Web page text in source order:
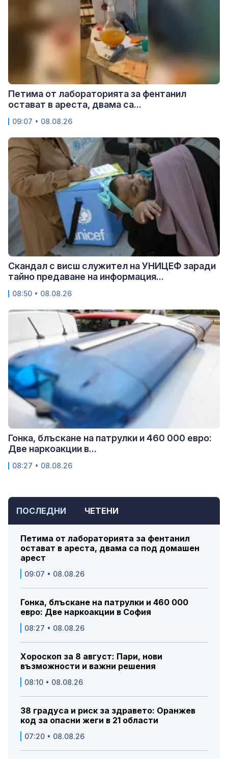
ПОСЛЕДНИ ЧЕТЕНИ
Петима от лабораторията за фентанил
остават в ареста, двама са под домашен
арест
09:07 • 08.08.26
Гонка, блъскане на патрулки и 460 000
евро: Две наркоакции в София
08:27 • 08.08.26
Хороскоп за 8 август: Пари, нови
възможности и важни решения
08:10 • 08.08.26
38 градуса и риск за здравето: Оранжев
код за опасни жеги в 21 области
07:20 • 08.08.26
Петима от лабораторията за фентанил
остават в ареста, двама са...
09:07 • 08.08.26
Скандал с висш служител на УНИЦЕФ заради
тайно предаване на информация...
08:50 • 08.08.26
Гонка, блъскане на патрулки и 460 000 евро:
Две наркоакции в...
08:27 • 08.08.26